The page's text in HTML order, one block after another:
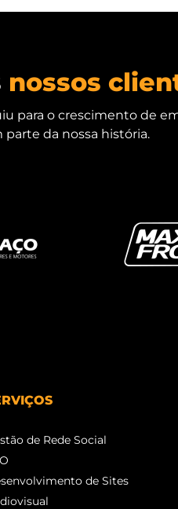
nossos
para o crescimento de
parte da nossa história.
de Rede Social
de Sites